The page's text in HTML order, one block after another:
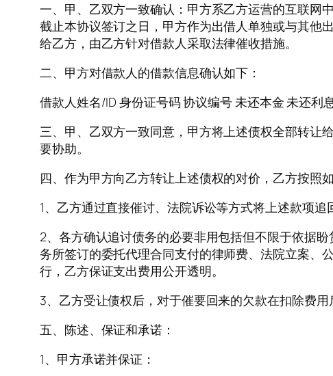
一、甲、乙双方一致确认：甲方系乙方运营的互联
截止本协议签订之日，甲方作为出借人单独或与其他
给乙方，由乙方针对借款人采取法律催收措施。
二、甲方对借款人的借款信息确认如下：
借款人姓名/ID 身份证号码 协议编号 未还本金 未还利
三、甲、乙双方一致同意，甲方将上述债权全部转让
要协助。
四、作为甲方向乙方转让上述债权的对价，乙方按照
1、乙方通过直接催讨、法院诉讼等方式将上述款项
2、各方确认追讨债务的必要非用包括但不限于依据
务所签订的委托代理合同支付的律师费、法院立案、
行，乙方保证支出费用公开透明。
3、乙方受让债权后，对于催要回来的欠款在扣除费
五、陈述、保证和承诺：
1、甲方承诺并保证：